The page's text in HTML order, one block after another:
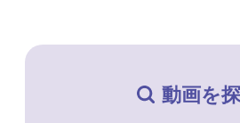
動画を